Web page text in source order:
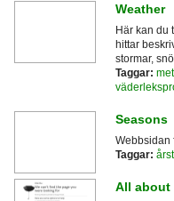
Weather
Här kan du
hittar
stormar,
Taggar:
Seasons
Webbsidan
Taggar:
All about